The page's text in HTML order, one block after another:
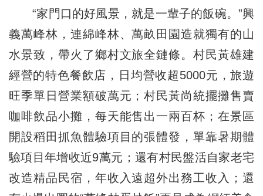
“家門口的好風景，就是一輩子的飯碗。”興
義萬峰林，連綿峰林、萬畝田園造就獨有的山
水景致，帶火了鄉村文旅全鏈條。村民黃雄建
經營的特色餐飲店，日均營收超5000元，旅遊
旺季單日營業額破萬元；村民黃尚統擺攤售賣
咖啡飲品小攤，每天能售出一兩百杯；在景區
開設稻田抓魚體驗項目的張體發，單靠暑期體
驗項目年增收近9萬元；還有村民盤活自家老宅
改造精品民宿，年收入遠超外出務工收入；還